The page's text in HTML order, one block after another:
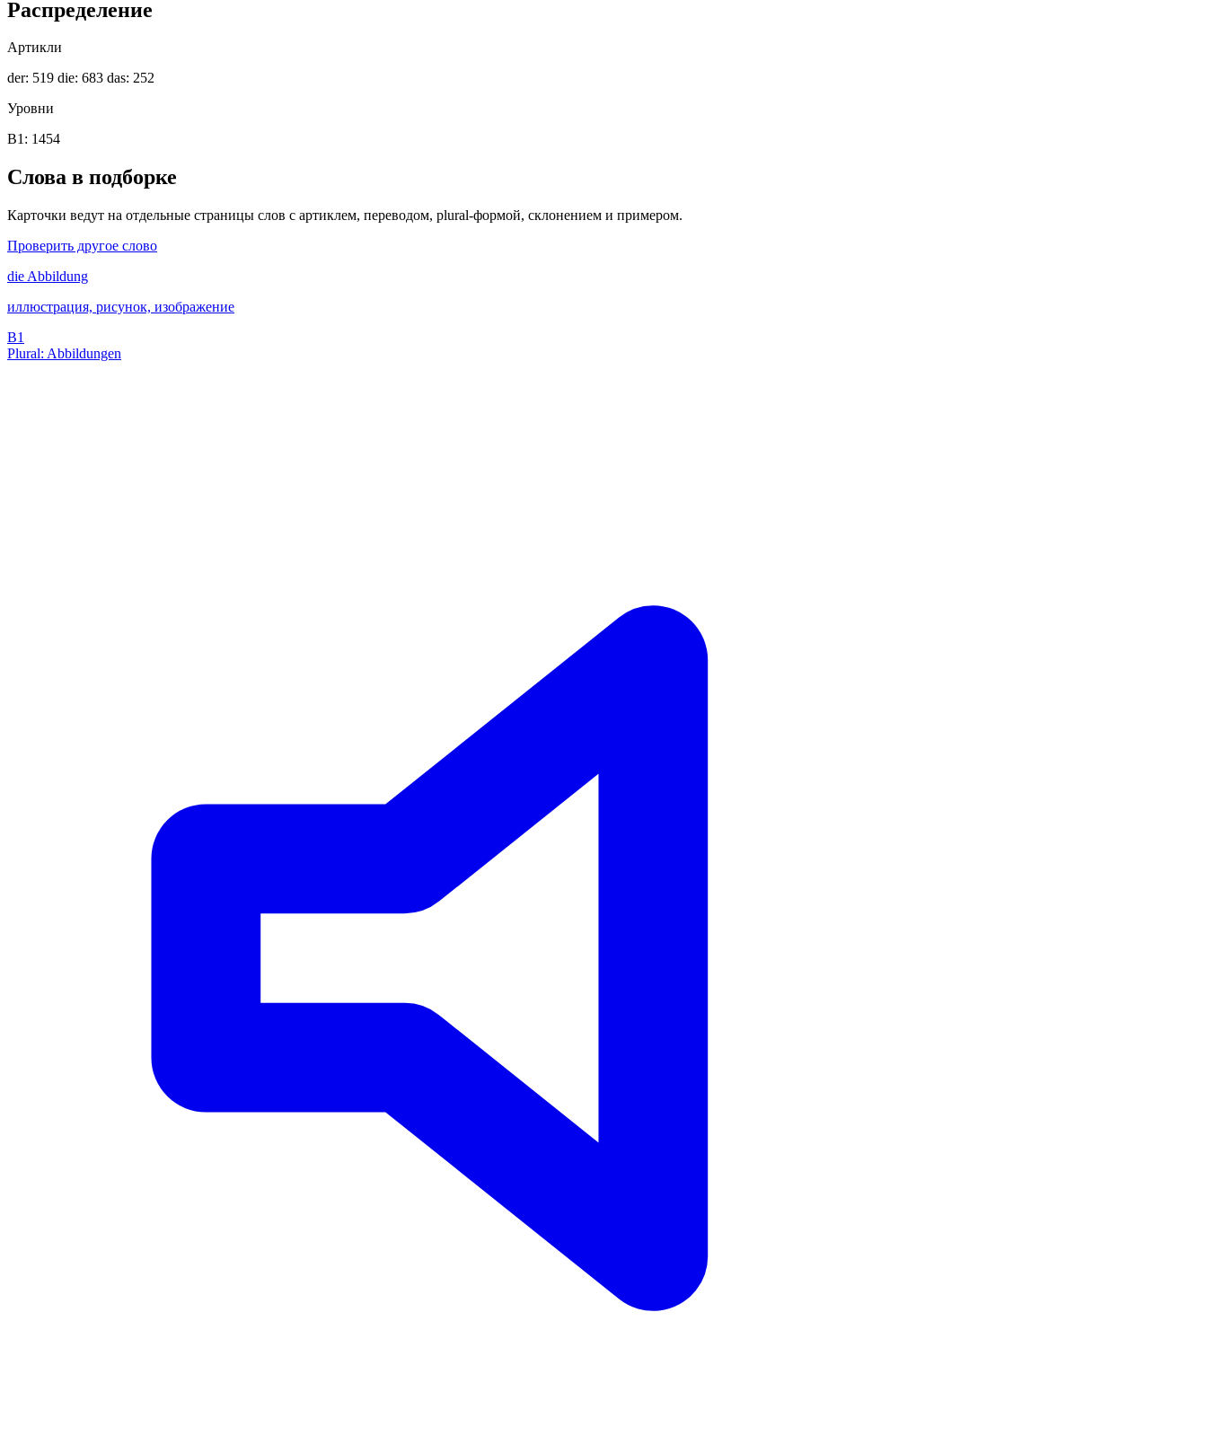
Распределение
Артикли
der: 519 die: 683 das: 252
Уровни
B1: 1454
Слова в подборке
Карточки ведут на отдельные страницы слов с артиклем, переводом, plural-формой, склонением и примером.
Проверить другое слово
die Abbildung
иллюстрация, рисунок, изображение
B1
Plural: Abbildungen